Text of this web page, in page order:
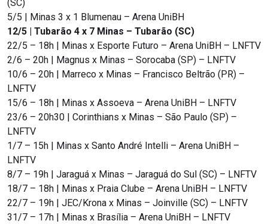
(SC)
5/5 | Minas 3 x 1 Blumenau – Arena UniBH
12/5 | Tubarão 4 x 7 Minas – Tubarão (SC)
22/5 – 18h | Minas x Esporte Futuro – Arena UniBH – LNFTV
2/6 – 20h | Magnus x Minas – Sorocaba (SP) – LNFTV
10/6 – 20h | Marreco x Minas – Francisco Beltrão (PR) –
LNFTV
15/6 – 18h | Minas x Assoeva – Arena UniBH – LNFTV
23/6 – 20h30 | Corinthians x Minas – São Paulo (SP) –
LNFTV
1/7 – 15h | Minas x Santo André Intelli – Arena UniBH –
LNFTV
8/7 – 19h | Jaraguá x Minas – Jaraguá do Sul (SC) – LNFTV
18/7 – 18h | Minas x Praia Clube – Arena UniBH – LNFTV
22/7 – 19h | JEC/Krona x Minas – Joinville (SC) – LNFTV
31/7 – 17h | Minas x Brasília – Arena UniBH – LNFTV